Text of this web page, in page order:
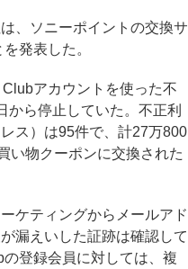
、ソニーポイントの交換サ
発表した。
アカウントを使った不
から停止していた。不正利
ス）は95件で、計27万800
い物クーポンに交換された
ケティングからメールアド
漏えいした証跡は確認して
登録会員に対しては、複